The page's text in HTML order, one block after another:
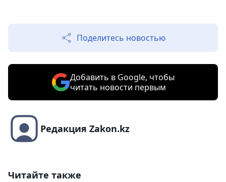
Поделитесь новостью
Добавить в Google, чтобы
читать новости первым
Редакция Zakon.kz
Читайте также